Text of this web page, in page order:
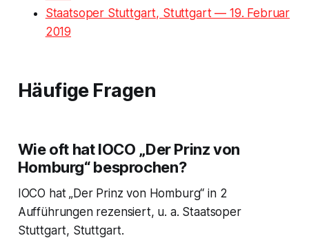
Staatsoper Stuttgart, Stuttgart — 19. Februar
2019
Häufige Fragen
Wie oft hat IOCO „Der Prinz von
Homburg“ besprochen?
IOCO hat „Der Prinz von Homburg“ in 2
Aufführungen rezensiert, u. a. Staatsoper
Stuttgart, Stuttgart.